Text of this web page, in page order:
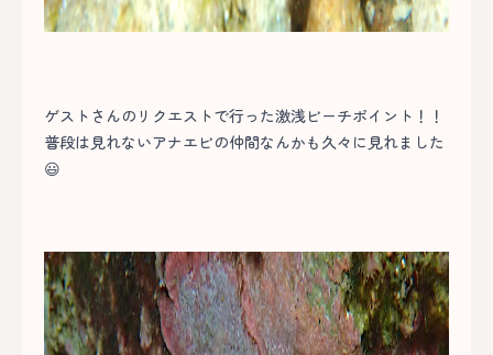
ゲストさんのリクエストで行った激浅ビーチポイント！！
普段は見れないアナエビの仲間なんかも久々に見れました
😃